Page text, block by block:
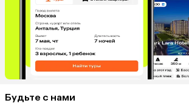
Таджикистан
Италия
Испания
Будьте с нами